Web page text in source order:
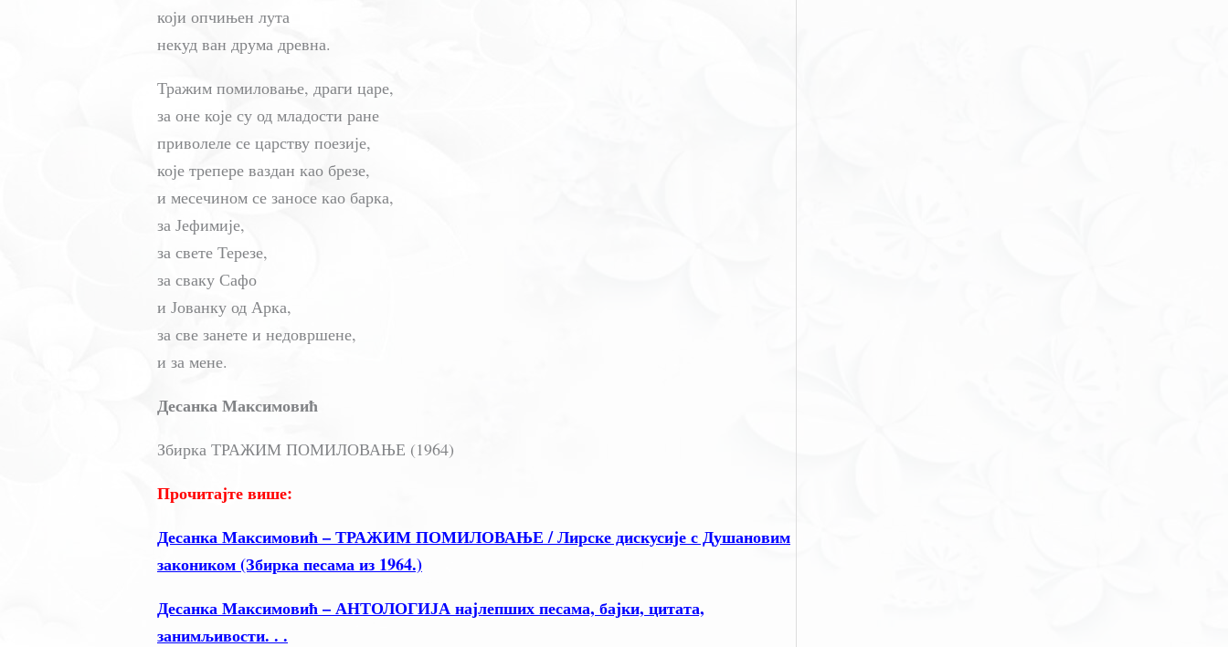
који опчињен лута
некуд ван друма древна.
Тражим помиловање, драги царе,
за оне које су од младости ране
приволеле се царству поезије,
које трепере ваздан као брезе,
и месечином се заносе као барка,
за Јефимије,
за свете Терезе,
за сваку Сафо
и Јованку од Арка,
за све занете и недовршене,
и за мене.
Десанка Максимовић
Збирка ТРАЖИМ ПОМИЛОВАЊЕ (1964)
Прочитајте више:
Десанка Максимовић – ТРАЖИМ ПОМИЛОВАЊЕ / Лирске дискусије с Душановим
закоником (Збирка песама из 1964.)
Десанка Максимовић – АНТОЛОГИЈА најлепших песама, бајки, цитата,
занимљивости. . .